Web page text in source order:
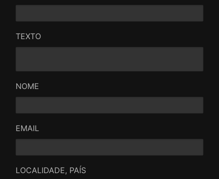
TEXTO
NOME
EMAIL
LOCALIDADE, PAÍS